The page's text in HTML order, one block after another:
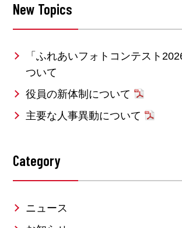
New Topics
「ふれあいフォトコンテスト
ついて
役員の新体制について
主要な人事異動について
Category
ニュース